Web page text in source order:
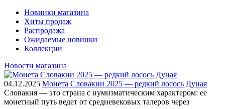
Новинки магазина
Хиты продаж
Распродажа
Ожидаемые новинки
Коллекции
Новости магазина
04.12.2025 Монета Словакии 2025 — редкий лосось Дуная
Словакия — это страна с нумизматическим характером: ее
монетный путь ведет от средневековых талеров через